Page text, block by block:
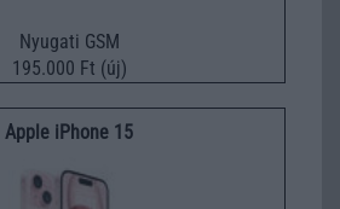
Nyugati GSM
195.000 Ft (új)
Apple iPhone 15